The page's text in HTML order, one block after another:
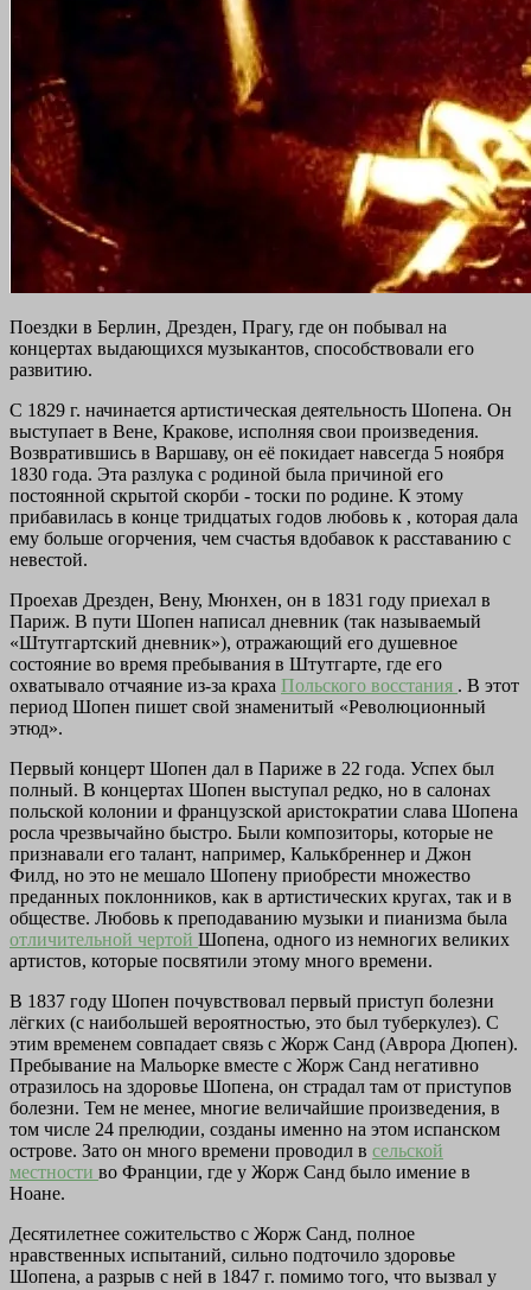
Поездки в Берлин, Дрезден, Прагу, где он побывал на
концертах выдающихся музыкантов, способствовали его
развитию.
С 1829 г. начинается артистическая деятельность Шопена. Он
выступает в Вене, Кракове, исполняя свои произведения.
Возвратившись в Варшаву, он её покидает навсегда 5 ноября
1830 года. Эта разлука с родиной была причиной его
постоянной скрытой скорби - тоски по родине. К этому
прибавилась в конце тридцатых годов любовь к , которая дала
ему больше огорчения, чем счастья вдобавок к расставанию с
невестой.
Проехав Дрезден, Вену, Мюнхен, он в 1831 году приехал в
Париж. В пути Шопен написал дневник (так называемый
«Штутгартский дневник»), отражающий его душевное
состояние во время пребывания в Штутгарте, где его
охватывало отчаяние из-за краха Польского восстания . В этот
период Шопен пишет свой знаменитый «Революционный
этюд».
Первый концерт Шопен дал в Париже в 22 года. Успех был
полный. В концертах Шопен выступал редко, но в салонах
польской колонии и французской аристократии слава Шопена
росла чрезвычайно быстро. Были композиторы, которые не
признавали его талант, например, Калькбреннер и Джон
Филд, но это не мешало Шопену приобрести множество
преданных поклонников, как в артистических кругах, так и в
обществе. Любовь к преподаванию музыки и пианизма была
отличительной чертой Шопена, одного из немногих великих
артистов, которые посвятили этому много времени.
В 1837 году Шопен почувствовал первый приступ болезни
лёгких (с наибольшей вероятностью, это был туберкулез). С
этим временем совпадает связь с Жорж Санд (Аврора Дюпен).
Пребывание на Мальорке вместе с Жорж Санд негативно
отразилось на здоровье Шопена, он страдал там от приступов
болезни. Тем не менее, многие величайшие произведения, в
том числе 24 прелюдии, созданы именно на этом испанском
острове. Зато он много времени проводил в сельской
местности во Франции, где у Жорж Санд было имение в
Ноане.
Десятилетнее сожительство с Жорж Санд, полное
нравственных испытаний, сильно подточило здоровье
Шопена, а разрыв с ней в 1847 г. помимо того, что вызвал у